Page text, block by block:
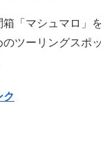
箱「マシュマロ」
ツーリングスポ
ク